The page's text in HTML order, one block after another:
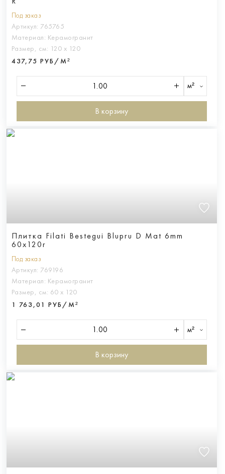
Под заказ
Артикул: 765765
Материал: Керамогранит
Размер, см: 120 х 120
437,75 РУБ/М²
м²
В корзину
Плитка Filati Bestegui Blupru D Mat 6mm
60x120r
Под заказ
Артикул: 769196
Материал: Керамогранит
Размер, см: 60 х 120
1 763,01 РУБ/М²
м²
В корзину